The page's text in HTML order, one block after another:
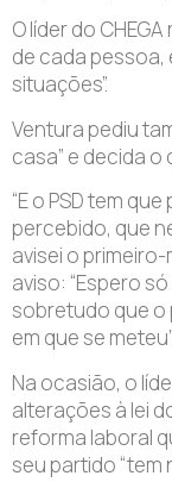
O líder do
de cada pessoa,
situações”.
Ventura pediu
casa” e decida o
“E o PSD tem
percebido, que
avisei o
aviso: “Espero
sobretudo que o
em que se meteu”.
Na ocasião, o
alterações à lei
reforma laboral
seu partido